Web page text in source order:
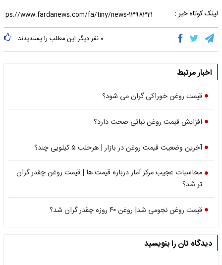
لینک کوتاه خبر :
۰ نفر دیگر این مطلب را پسندیدند
اخبار مرتبط
قیمت روغن خوراکی گران می شود؟
افزایش قیمت روغن نباتی صحت دارد؟
آخرین وضعیت قیمت روغن در بازار | هرحلب ۵ کیلویی چند؟
محاسبات عجیب مرکز آمار درباره قیمت ها | قیمت روغن چقدر گران
تر شد؟
قیمت روغن نجومی شد| روغن ۴۰ روزه چقدر گران شد؟
دیدگاه تان را بنویسید